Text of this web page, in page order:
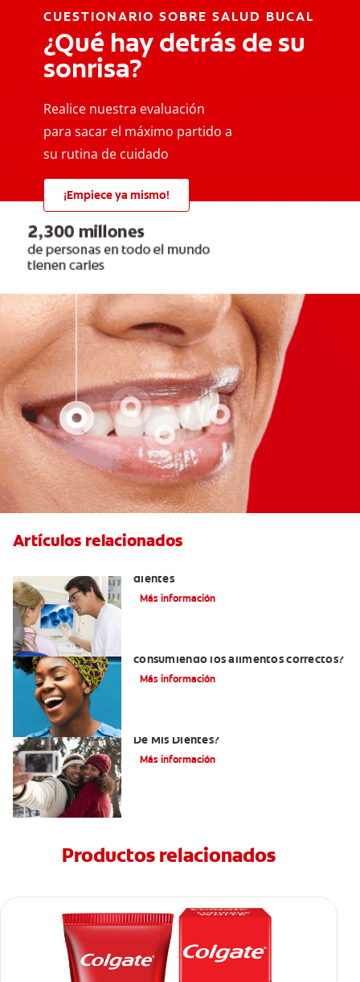
CUESTIONARIO SOBRE SALUD BUCAL
¿Qué hay detrás de su
sonrisa?
Realice nuestra evaluación
para sacar el máximo partido a
su rutina de cuidado
¡Empiece ya mismo!
Artículos relacionados
dientes
Más información
consumiendo los alimentos correctos?
Más información
De Mis Dientes?
Más información
Productos relacionados